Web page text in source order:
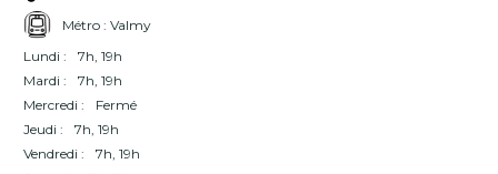
Métro : Valmy
Lundi :
7h, 19h
Mardi :
7h, 19h
Mercredi :
Fermé
Jeudi :
7h, 19h
Vendredi :
7h, 19h